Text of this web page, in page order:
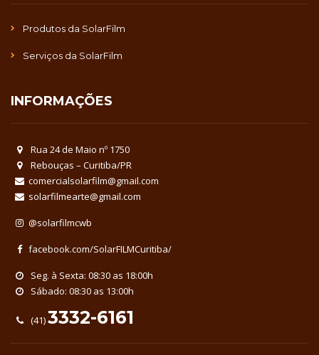
Produtos da SolarFilm
Serviços da SolarFilm
INFORMAÇÕES
Rua 24 de Maio nº 1750
Rebouças – Curitiba/PR
comercialsolarfilm@gmail.com
solarfilmearte@gmail.com
@solarfilmcwb
facebook.com/SolarFILMCuritiba/
Seg. à Sexta: 08:30 as 18:00h
Sábado: 08:30 as 13:00h
(41)3332-6161